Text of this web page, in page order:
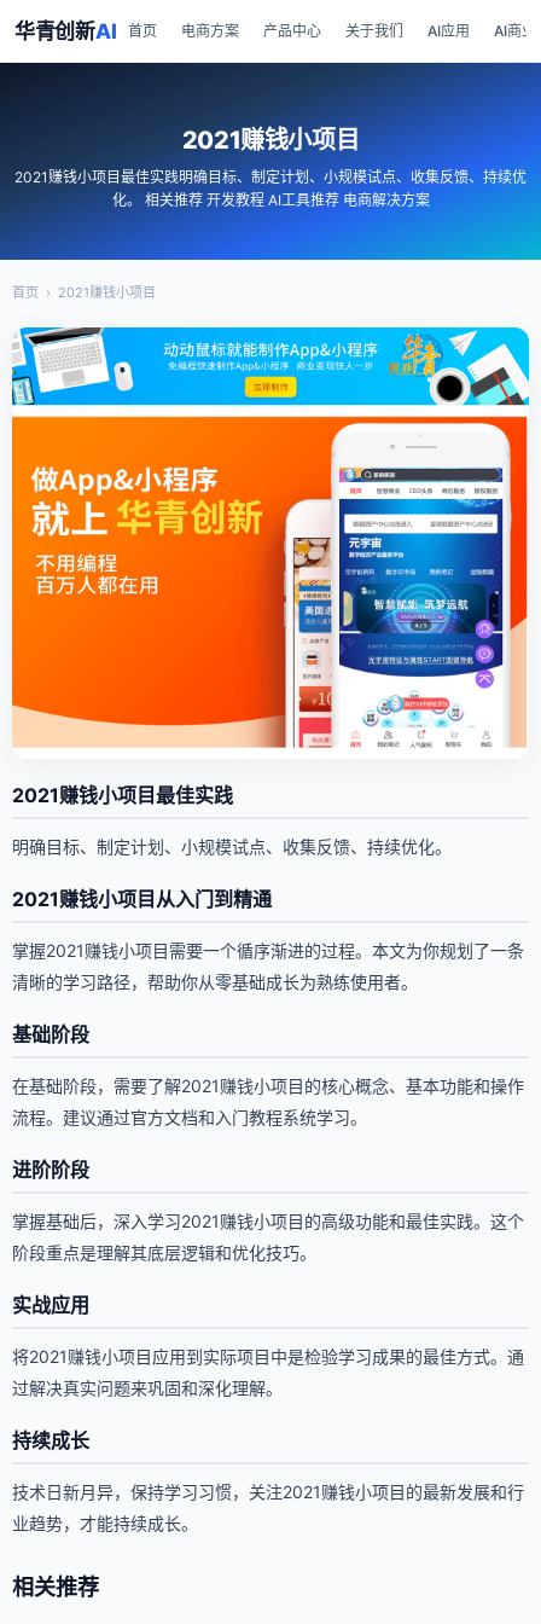
华青创新AI 首页 电商方案 产品中心 关于我们 AI应用 AI商业
2021赚钱小项目
2021赚钱小项目最佳实践明确目标、制定计划、小规模试点、收集反馈、持续优
化。 相关推荐 开发教程 AI工具推荐 电商解决方案
首页 › 2021赚钱小项目
2021赚钱小项目最佳实践
明确目标、制定计划、小规模试点、收集反馈、持续优化。
2021赚钱小项目从入门到精通
掌握2021赚钱小项目需要一个循序渐进的过程。本文为你规划了一条
清晰的学习路径，帮助你从零基础成长为熟练使用者。
基础阶段
在基础阶段，需要了解2021赚钱小项目的核心概念、基本功能和操作
流程。建议通过官方文档和入门教程系统学习。
进阶阶段
掌握基础后，深入学习2021赚钱小项目的高级功能和最佳实践。这个
阶段重点是理解其底层逻辑和优化技巧。
实战应用
将2021赚钱小项目应用到实际项目中是检验学习成果的最佳方式。通
过解决真实问题来巩固和深化理解。
持续成长
技术日新月异，保持学习习惯，关注2021赚钱小项目的最新发展和行
业趋势，才能持续成长。
相关推荐